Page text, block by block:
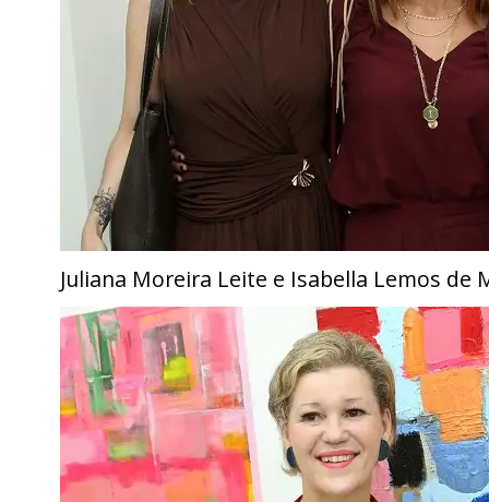
Juliana Moreira Leite e Isabella Lemos de